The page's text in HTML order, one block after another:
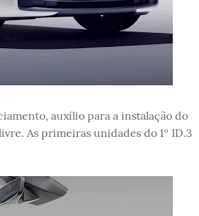
auxílio para a instalação do
As primeiras unidades do 1º ID.3